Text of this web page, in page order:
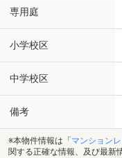
専用庭
小学校区
中学校区
備考
※本物件情報は「 マンション
関する正確な情報、及び最新